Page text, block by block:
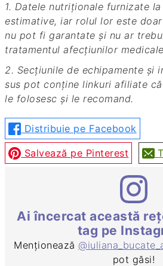
1. Datele nutriționale furnizate la unele rețete sunt
estimative, iar rolul lor este
nu pot fi garantate și nu ar
tratamentul afecțiunilor
2. Secțiunile de echipamente și ingrediente de mai
sus pot conține linkuri afiliate
le folosesc și le recomand.
Distribuie pe Facebook
Salvează pe Pinterest
Ai încercat această
tag pe
Menționează
pot găsi!